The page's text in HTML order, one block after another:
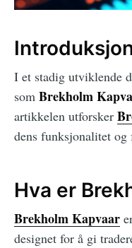
I et stadig utviklende
som Brekholm
artikkelen utforsker
dens funksjonalitet og
Hva er
Brekholm Kapvaar
designet for å gi